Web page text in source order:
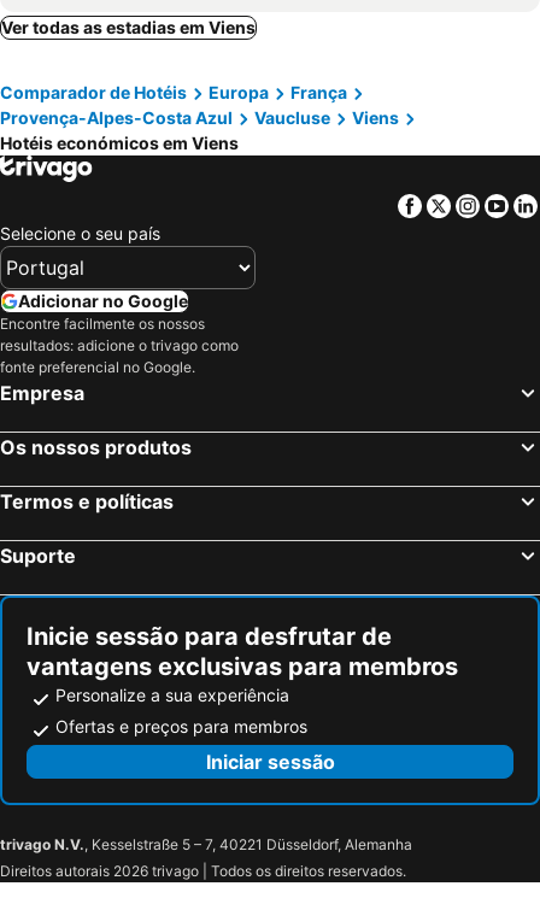
Ver todas as estadias em Viens
Comparador de Hotéis Europa
França
Provença-Alpes-Costa Azul
Vaucluse
Viens
Hotéis económicos em Viens
Facebook
Twitter
Selecione o seu país
Adicionar no Google
Encontre facilmente os nossos
resultados: adicione o trivago como
fonte preferencial no Google.
Empresa
Os nossos produtos
Termos e políticas
Suporte
Inicie sessão para desfrutar de
vantagens exclusivas para membros
Personalize a sua experiência
Ofertas e preços para membros
Iniciar sessão
trivago N.V., Kesselstraße 5 – 7, 40221 Düsseldorf, Alemanha
Direitos autorais 2026 trivago | Todos os direitos reservados.